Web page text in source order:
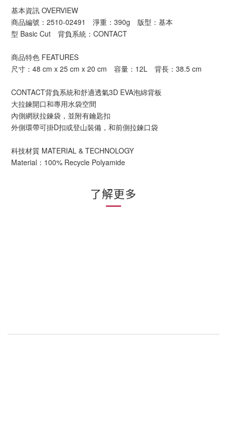
基本資訊 OVERVIEW
商品編號：2510-02491 淨重：390g 版型：基本
型 Basic Cut 背負系統：CONTACT
商品特色 FEATURES
尺寸：48 cm x 25 cm x 20 cm 容量：12L 背長：38.5 cm
CONTACT背負系統和舒適透氣3D EVA泡綿背板
大拉鍊開口和專用水袋空間
內側網狀拉鍊袋，並附有鑰匙扣
外側環帶可掛D扣或登山裝備，和前側拉鍊口袋
科技材質 MATERIAL & TECHNOLOGY
Material：100% Recycle Polyamide
了解更多